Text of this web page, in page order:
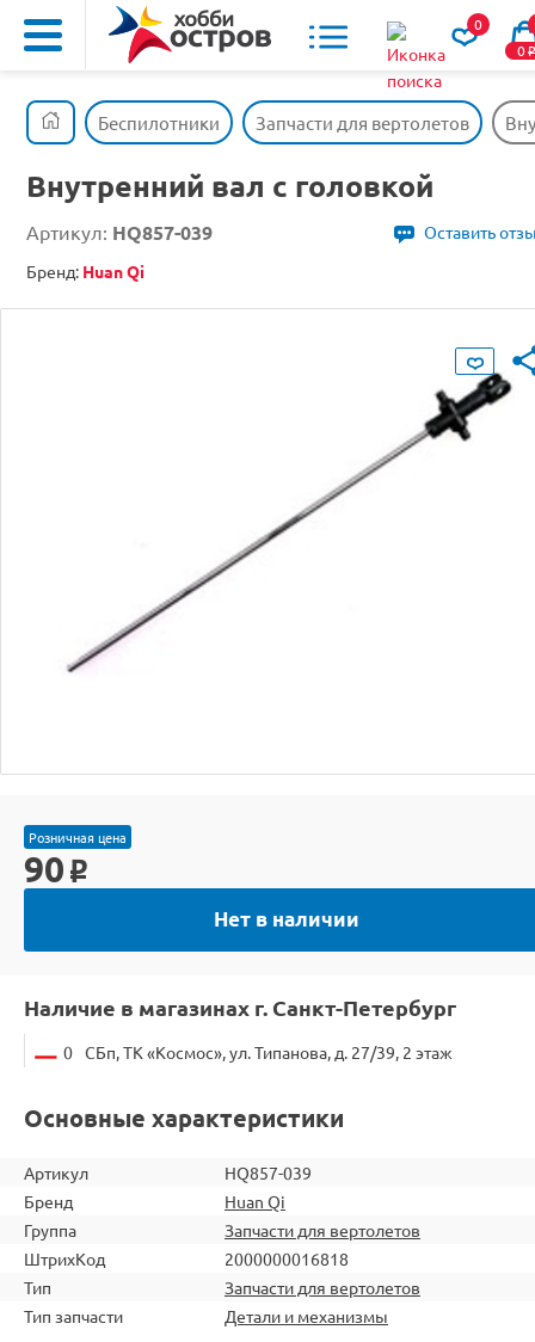
0
0o
Беспилотники Запчасти для вертолетов
Внутренний вал с головкой
Артикул: HQ857-039
Оставить
Бренд: Huan Qi
Розничная цена
90 o
Нет в наличии
Наличие в магазинах г. Санкт-Петербург
0 СБп, ТК «Космос», ул. Типанова, д. 27/39, 2 этаж
Основные характеристики
Артикул
HQ857-039
Бренд
Huan Qi
Группа
Запчасти для вертолетов
ШтрихКод
2000000016818
Тип
Запчасти для вертолетов
Тип запчасти
Детали и механизмы